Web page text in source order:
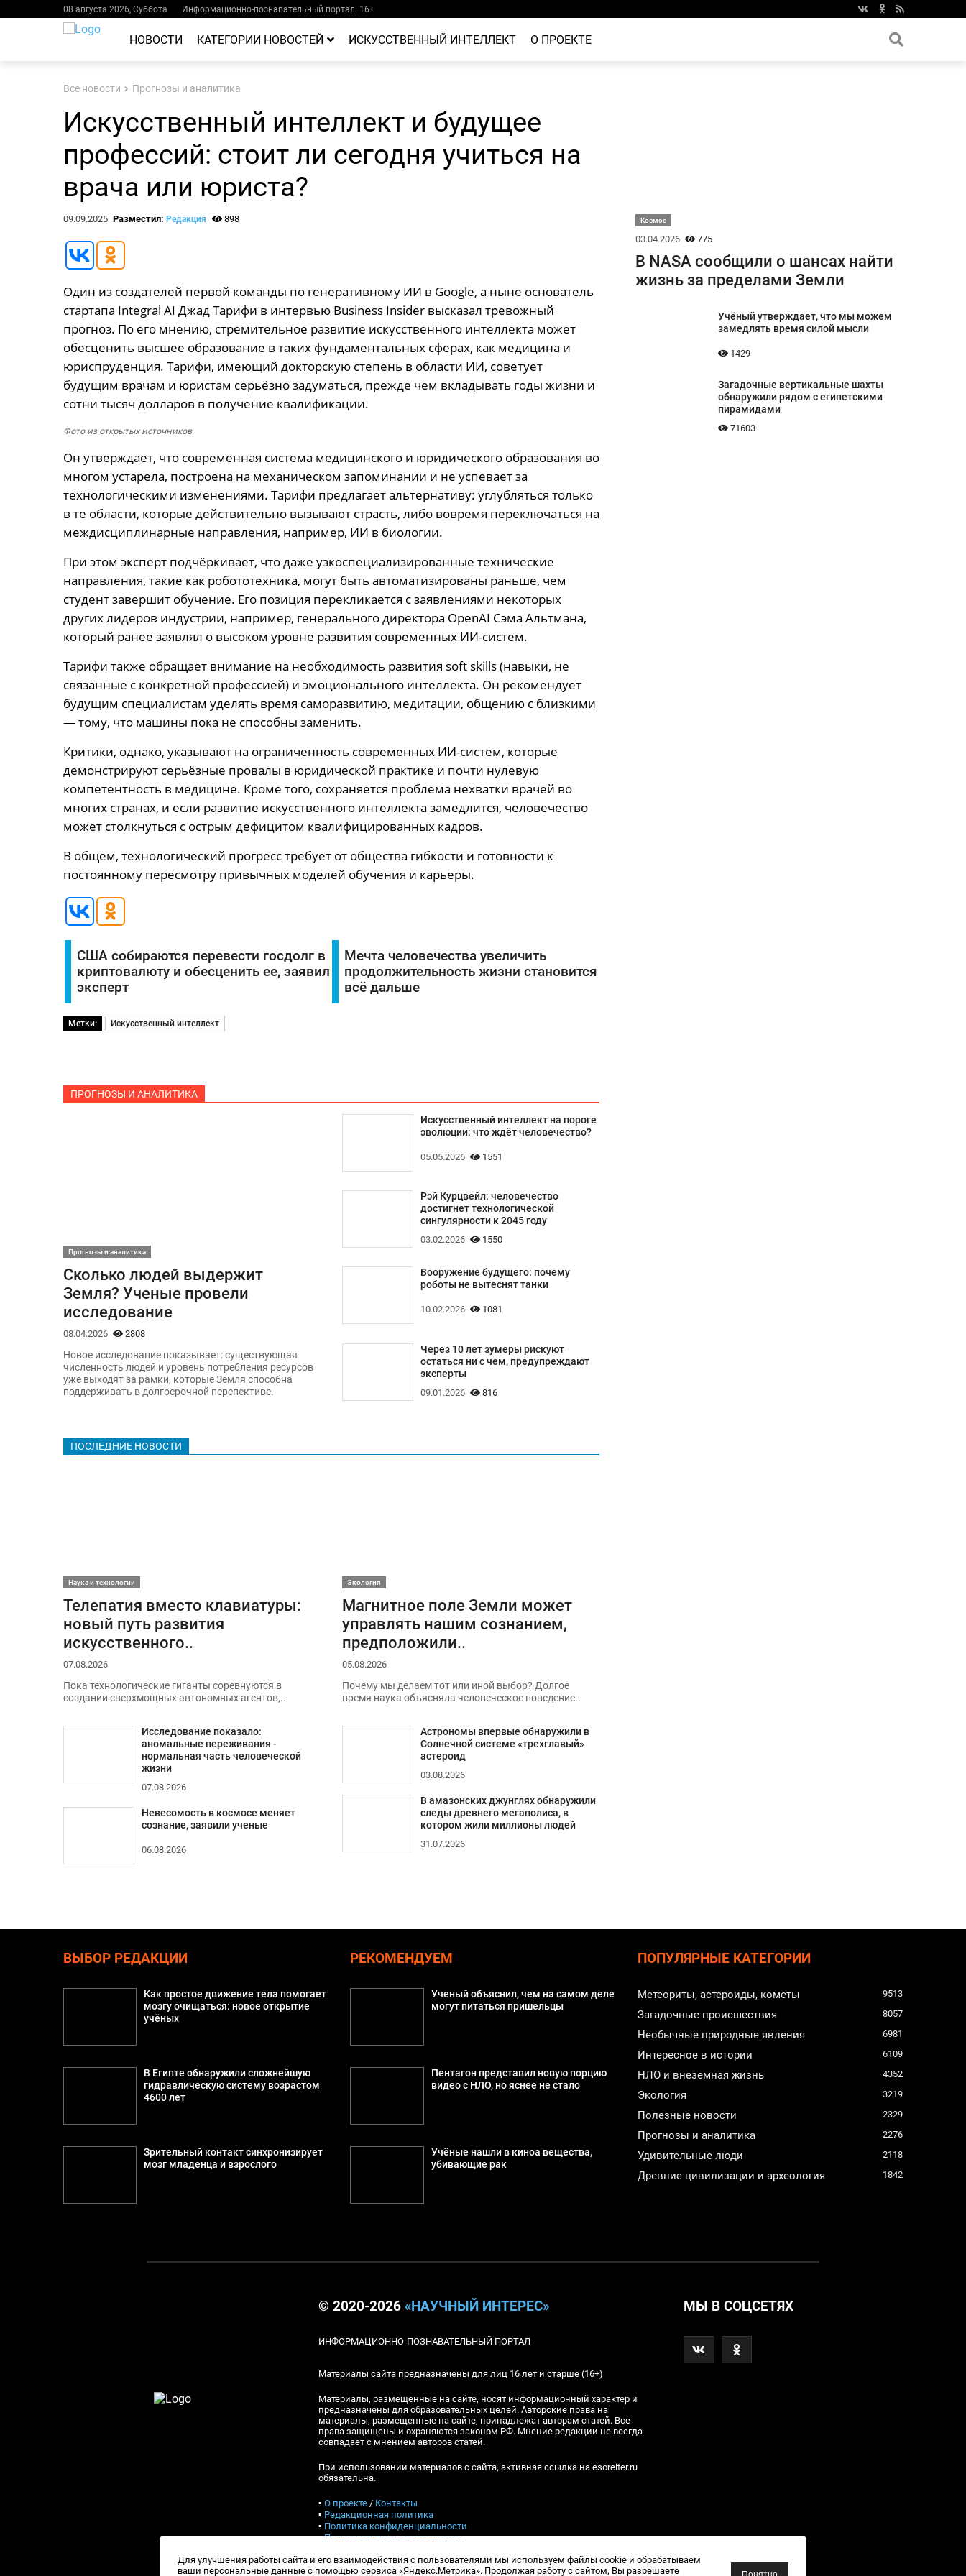
08 августа 2026, Суббота Информационно-познавательный портал. 16+
НОВОСТИ КАТЕГОРИИ НОВОСТЕЙ ИСКУССТВЕННЫЙ ИНТЕЛЛЕКТ О ПРОЕКТЕ
Все новости Прогнозы и аналитика
Искусственный интеллект и будущее
профессий: стоит ли сегодня учиться на
врача или юриста?
09.09.2025 Разместил: Редакция 898
Один из создателей первой команды по генеративному ИИ в Google, а ныне основатель
стартапа Integral AI Джад Тарифи в интервью Business Insider высказал тревожный
прогноз. По его мнению, стремительное развитие искусственного интеллекта может
обесценить высшее образование в таких фундаментальных сферах, как медицина и
юриспруденция. Тарифи, имеющий докторскую степень в области ИИ, советует
будущим врачам и юристам серьёзно задуматься, прежде чем вкладывать годы жизни и
сотни тысяч долларов в получение квалификации.
Фото из открытых источников
Он утверждает, что современная система медицинского и юридического образования во
многом устарела, построена на механическом запоминании и не успевает за
технологическими изменениями. Тарифи предлагает альтернативу: углубляться только
в те области, которые действительно вызывают страсть, либо вовремя переключаться на
междисциплинарные направления, например, ИИ в биологии.
При этом эксперт подчёркивает, что даже узкоспециализированные технические
направления, такие как робототехника, могут быть автоматизированы раньше, чем
студент завершит обучение. Его позиция перекликается с заявлениями некоторых
других лидеров индустрии, например, генерального директора OpenAI Сэма Альтмана,
который ранее заявлял о высоком уровне развития современных ИИ-систем.
Тарифи также обращает внимание на необходимость развития soft skills (навыки, не
связанные с конкретной профессией) и эмоционального интеллекта. Он рекомендует
будущим специалистам уделять время саморазвитию, медитации, общению с близкими
— тому, что машины пока не способны заменить.
Критики, однако, указывают на ограниченность современных ИИ-систем, которые
демонстрируют серьёзные провалы в юридической практике и почти нулевую
компетентность в медицине. Кроме того, сохраняется проблема нехватки врачей во
многих странах, и если развитие искусственного интеллекта замедлится, человечество
может столкнуться с острым дефицитом квалифицированных кадров.
В общем, технологический прогресс требует от общества гибкости и готовности к
постоянному пересмотру привычных моделей обучения и карьеры.
США собираются перевести госдолг в
криптовалюту и обесценить ее, заявил
эксперт
Мечта человечества увеличить
продолжительность жизни становится
всё дальше
Метки: Искусственный интеллект
ПРОГНОЗЫ И АНАЛИТИКА
Прогнозы и аналитика
Сколько людей выдержит
Земля? Ученые провели
исследование
08.04.2026 2808
Новое исследование показывает: существующая
численность людей и уровень потребления ресурсов
уже выходят за рамки, которые Земля способна
поддерживать в долгосрочной перспективе.
Искусственный интеллект на пороге
эволюции: что ждёт человечество?
05.05.2026 1551
Рэй Курцвейл: человечество
достигнет технологической
сингулярности к 2045 году
03.02.2026 1550
Вооружение будущего: почему
роботы не вытеснят танки
10.02.2026 1081
Через 10 лет зумеры рискуют
остаться ни с чем, предупреждают
эксперты
09.01.2026 816
ПОСЛЕДНИЕ НОВОСТИ
Наука и технологии
Телепатия вместо клавиатуры:
новый путь развития
искусственного..
07.08.2026
Пока технологические гиганты соревнуются в
создании сверхмощных автономных агентов,..
Исследование показало:
аномальные переживания -
нормальная часть человеческой
жизни
07.08.2026
Невесомость в космосе меняет
сознание, заявили ученые
06.08.2026
Экология
Магнитное поле Земли может
управлять нашим сознанием,
предположили..
05.08.2026
Почему мы делаем тот или иной выбор? Долгое
время наука объясняла человеческое поведение..
Астрономы впервые обнаружили в
Солнечной системе «трехглавый»
астероид
03.08.2026
В амазонских джунглях обнаружили
следы древнего мегаполиса, в
котором жили миллионы людей
31.07.2026
Космос
03.04.2026 775
В NASA сообщили о шансах найти
жизнь за пределами Земли
Учёный утверждает, что мы можем
замедлять время силой мысли
1429
Загадочные вертикальные шахты
обнаружили рядом с египетскими
пирамидами
71603
ВЫБОР РЕДАКЦИИ
Как простое движение тела помогает
мозгу очищаться: новое открытие
учёных
В Египте обнаружили сложнейшую
гидравлическую систему возрастом
4600 лет
Зрительный контакт синхронизирует
мозг младенца и взрослого
РЕКОМЕНДУЕМ
Ученый объяснил, чем на самом деле
могут питаться пришельцы
Пентагон представил новую порцию
видео с НЛО, но яснее не стало
Учёные нашли в киноа вещества,
убивающие рак
ПОПУЛЯРНЫЕ КАТЕГОРИИ
Метеориты, астероиды, кометы 9513
Загадочные происшествия 8057
Необычные природные явления 6981
Интересное в истории 6109
НЛО и внеземная жизнь 4352
Экология 3219
Полезные новости 2329
Прогнозы и аналитика 2276
Удивительные люди 2118
Древние цивилизации и археология 1842
© 2020-2026 «НАУЧНЫЙ ИНТЕРЕС»
ИНФОРМАЦИОННО-ПОЗНАВАТЕЛЬНЫЙ ПОРТАЛ
Материалы сайта предназначены для лиц 16 лет и старше (16+)
Материалы, размещенные на сайте, носят информационный характер и
предназначены для образовательных целей. Авторские права на
материалы, размещенные на сайте, принадлежат авторам статей. Все
права защищены и охраняются законом РФ. Мнение редакции не всегда
совпадает с мнением авторов статей.
При использовании материалов с сайта, активная ссылка на esoreiter.ru
обязательна.
▪ О проекте/ Контакты
▪ Редакционная политика
▪ Политика конфиденциальности
▪Пользовательское соглашение
Контакты:esoreiter@yandex.ru, Гл.ред.: А.В.Шебловинский
МЫ В СОЦСЕТЯХ
Для улучшения работы сайта и его взаимодействия с пользователями мы используем файлы cookie и обрабатываем
ваши персональные данные с помощью сервиса «Яндекс.Метрика». Продолжая работу с сайтом, Вы разрешаете